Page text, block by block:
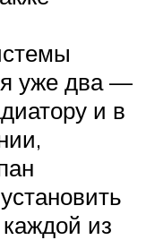
уже два —
и в
из